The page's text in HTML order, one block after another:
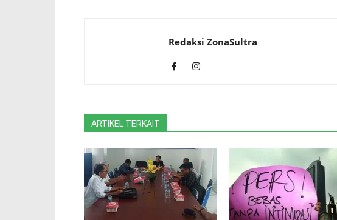
Redaksi ZonaSultra
ARTIKEL TERKAIT